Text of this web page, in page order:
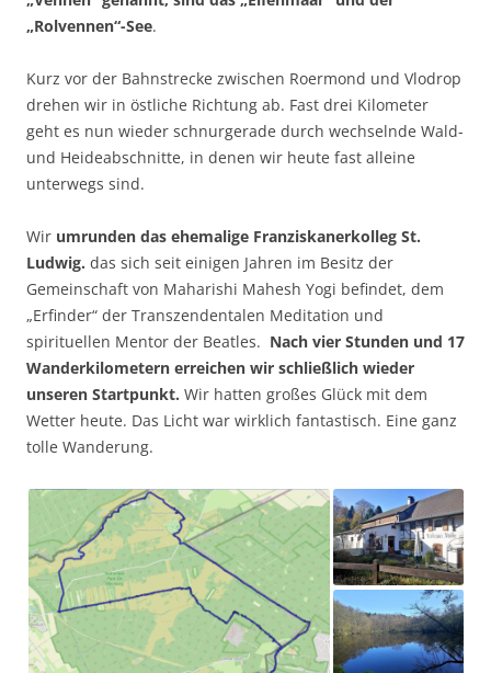
„Rolvennen“-See.
Kurz vor der Bahnstrecke zwischen Roermond und Vlodrop
drehen wir in östliche Richtung ab. Fast drei Kilometer
geht es nun wieder schnurgerade durch wechselnde Wald-
und Heideabschnitte, in denen wir heute fast alleine
unterwegs sind.
Wir umrunden das ehemalige Franziskanerkolleg St.
Ludwig. das sich seit einigen Jahren im Besitz der
Gemeinschaft von Maharishi Mahesh Yogi befindet, dem
„Erfinder“ der Transzendentalen Meditation und
spirituellen Mentor der Beatles. Nach vier Stunden und 17
Wanderkilometern erreichen wir schließlich wieder
unseren Startpunkt. Wir hatten großes Glück mit dem
Wetter heute. Das Licht war wirklich fantastisch. Eine ganz
tolle Wanderung.